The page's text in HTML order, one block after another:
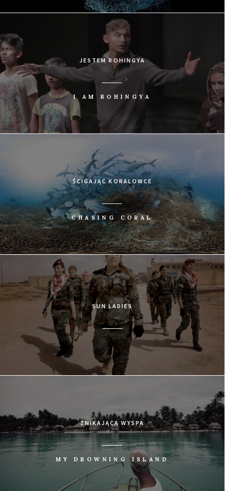
JESTEM ROHINGYA
I AM ROHINGYA
ŚCIGAJĄC KORALOWCE
CHASING CORAL
SUN LADIES
ZNIKAJĄCA WYSPA
MY DROWNING ISLAND